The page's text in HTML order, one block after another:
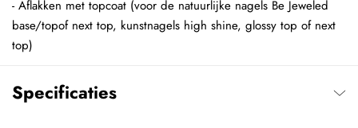
- Aflakken met topcoat (voor de natuurlijke nagels Be Jeweled
base/topof next top, kunstnagels high shine, glossy top of next
top)
Specificaties